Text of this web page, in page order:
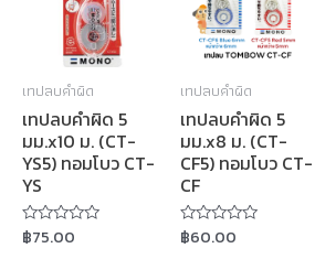
เทปลบคำผิด
เทปลบคำผิด 5
มม.x10 ม. (CT-
YS5) ทอมโบว CT-
YS
Rated
0
฿75.00
เทปลบคำผิด
เทปลบคำผิด 5
มม.x8 ม. (CT-
CF5) ทอมโบว CT-
CF
Rated
0
฿60.00